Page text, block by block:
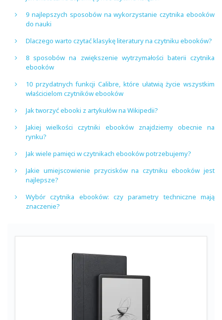
9 najlepszych sposobów na wykorzystanie czytnika ebooków
do nauki
Dlaczego warto czytać klasykę literatury na czytniku ebooków?
8 sposobów na zwiększenie wytrzymałości baterii czytnika
ebooków
10 przydatnych funkcji Calibre, które ułatwią życie wszystkim
właścicielom czytników ebooków
Jak tworzyć ebooki z artykułów na Wikipedii?
Jakiej wielkości czytniki ebooków znajdziemy obecnie na
rynku?
Jak wiele pamięci w czytnikach ebooków potrzebujemy?
Jakie umiejscowienie przycisków na czytniku ebooków jest
najlepsze?
Wybór czytnika ebooków: czy parametry techniczne mają
znaczenie?